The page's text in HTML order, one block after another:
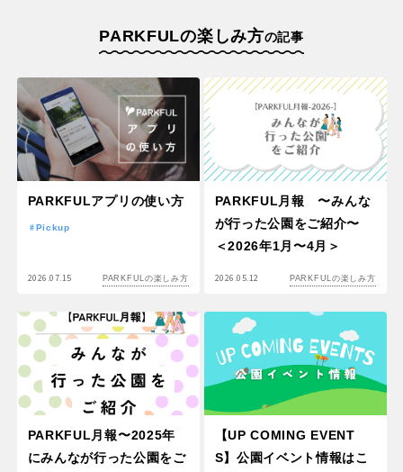
PARKFULの楽しみ方の記事
PARKFULアプリの使い方
Pickup
2026.07.15 PARKFULの楽しみ方
PARKFUL月報 〜みんな
が行った公園をご紹介〜
＜2026年1月〜4月＞
2026.05.12 PARKFULの楽しみ方
PARKFUL月報〜2025年
にみんなが行った公園をご
【UP COMING EVENT
S】公園イベント情報はこ